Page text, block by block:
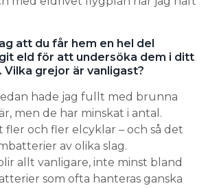
att du får hem en hel del
eld för att undersöka dem i ditt
grejor är vanligast?
hade jag fullt med brunna
men de har minskat i antal.
och fler elcyklar – och så det
av olika slag.
allt vanligare, inte minst bland
som ofta hanteras ganska